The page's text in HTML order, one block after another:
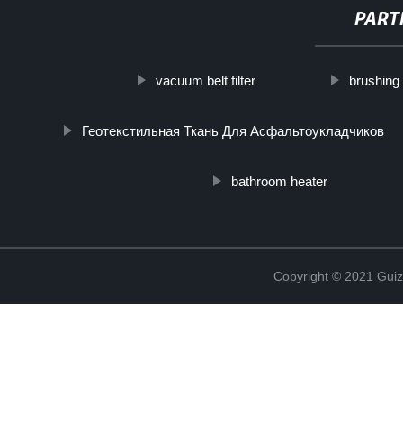
vacuum belt filter
Геотекстильная Ткань Для Асфальтоукладчиков
bathroom heater
Copyright © 2021